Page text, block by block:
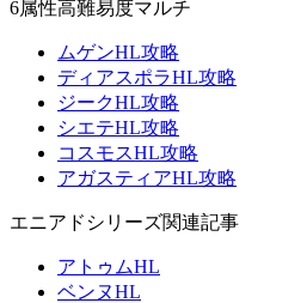
6属性高難易度マルチ
ムゲンHL攻略
ディアスポラHL攻略
ジークHL攻略
シエテHL攻略
コスモスHL攻略
アガスティアHL攻略
エニアドシリーズ関連記事
アトゥムHL
ベンヌHL